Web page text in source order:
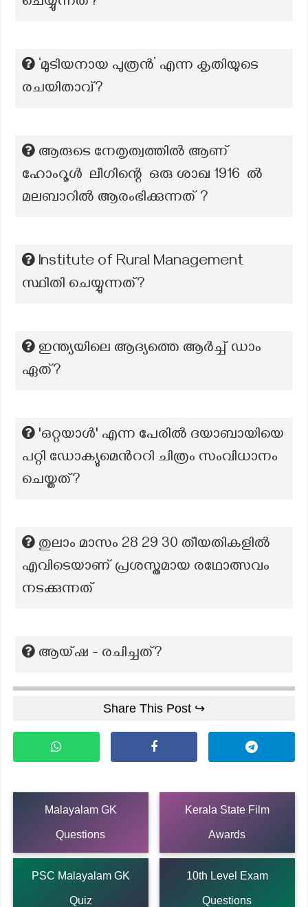
‘മുടിയനായ പുത്രൻ’ എന്ന കൃതിയുടെ
രചയിതാവ്?
ആരുടെ നേതൃത്വത്തിൽ ആണ്
ഹോംറൂൾ ലീഗിന്റെ ഒരു ശാഖ 1916 ൽ
മലബാറിൽ ആരംഭിക്കുന്നത് ?
Institute of Rural Management
സ്ഥിതി ചെയ്യുന്നത്?
ഇന്ത്യയിലെ ആദ്യത്തെ ആർച്ച് ഡാം
ഏത്?
'ഒറ്റയാൾ' എന്ന പേരിൽ ദയാബായിയെ
പറ്റി ഡോക്യുമെൻററി ചിത്രം സംവിധാനം
ചെയ്തത്?
തുലാം മാസം 28 29 30 തീയതികളിൽ
എവിടെയാണ് പ്രശസ്തമായ രഥോത്സവം
നടക്കുന്നത്
ആയ്ഷ - രചിച്ചത്?
Share This Post ↪
Malayalam GK
Questions
Kerala State Film
Awards
PSC Malayalam GK
Quiz
10th Level Exam
Questions